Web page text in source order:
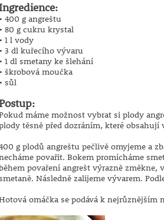
• 400 g angreštu
• 80 g cukru krystal
• 1 l vody
• 3 dl kuřecího vývaru
• 1 dl smetany ke šlehání
• škrobová moučka
• sůl
máme možnost vybrat si plody
těsně před dozráním, které
g plodů angreštu pečlivě omyjeme a
povařit. Bokem promícháme
povaření angrešt výrazně
smetaně. Následně zalijeme vývarem.
omáčka se podává k nejrůznějším